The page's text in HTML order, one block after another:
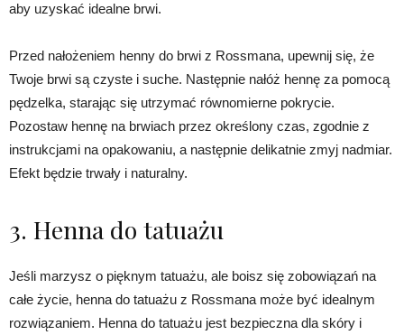
aby uzyskać idealne brwi.
Przed nałożeniem henny do brwi z Rossmana, upewnij się, że
Twoje brwi są czyste i suche. Następnie nałóż hennę za pomocą
pędzelka, starając się utrzymać równomierne pokrycie.
Pozostaw hennę na brwiach przez określony czas, zgodnie z
instrukcjami na opakowaniu, a następnie delikatnie zmyj nadmiar.
Efekt będzie trwały i naturalny.
3. Henna do tatuażu
Jeśli marzysz o pięknym tatuażu, ale boisz się zobowiązań na
całe życie, henna do tatuażu z Rossmana może być idealnym
rozwiązaniem. Henna do tatuażu jest bezpieczna dla skóry i